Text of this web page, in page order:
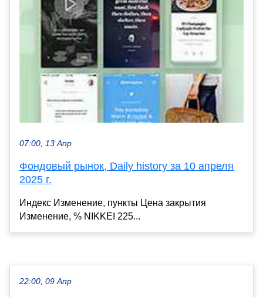
07:00, 13 Апр
Фондовый рынок, Daily history за 10 апреля
2025 г.
Индекс Изменение, пункты Цена закрытия
Изменение, % NIKKEI 225...
22:00, 09 Апр